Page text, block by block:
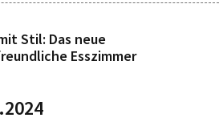
Stil: Das neue
Esszimmer